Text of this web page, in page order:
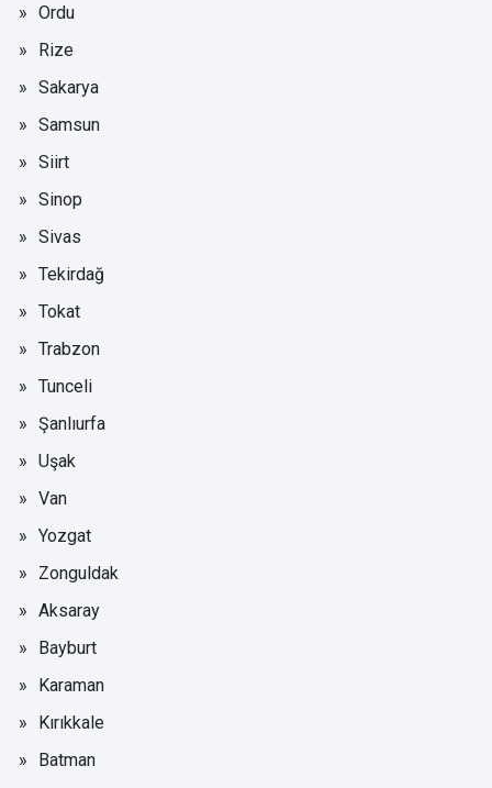
Ordu
Rize
Sakarya
Samsun
Siirt
Sinop
Sivas
Tekirdağ
Tokat
Trabzon
Tunceli
Şanlıurfa
Uşak
Van
Yozgat
Zonguldak
Aksaray
Bayburt
Karaman
Kırıkkale
Batman